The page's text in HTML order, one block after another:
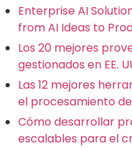
Enterprise AI
from AI Ideas to
Los 20 mejores
gestionados en EE.
Las 12 mejores
el procesamiento
Cómo desarrollar
escalables para el
Finnish
Spanish (Spain)